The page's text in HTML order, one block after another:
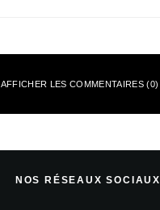
AFFICHER LES COMMENTAIRES (0)
NOS RÉSEAUX SOCIAUX